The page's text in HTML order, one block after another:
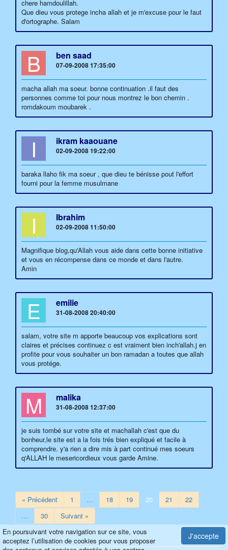
En poursuivant votre navigation sur ce site, vous
acceptez l’utilisation de cookies pour vous proposer
J'accepte
chere hamdoulillah.
Que dieu vous protege incha allah et je m'excuse pour le faut
d'ortographe. Salam
B ben saad
07-09-2008 17:35:00
macha allah ma soeur. bonne continuation .il faut des
personnes comme toi pour nous montrez le bon chemin .
romdakoum moubarek .
I ikram kaaouane
02-09-2008 19:22:00
baraka llaho fik ma soeur , que dieu te bénisse pout l'effort
fourni pour la femme musulmane
I Ibrahim
02-09-2008 11:50:00
Magnifique blog,qu'Allah vous aide dans cette bonne initiative
et vous en récompense dans ce monde et dans l'autre.
Amin
E emilie
31-08-2008 20:40:00
salam, votre site m apporte beaucoup vos explications sont
claires et précises continuez c est vraiment bien inch'allah.j en
profite pour vous souhaiter un bon ramadan a toutes que allah
vous protége.
M malika
31-08-2008 12:37:00
je suis tombé sur votre site et machallah c'est que du
bonheur,le site est a la fois trés bien expliqué et facile à
comprendre. y'a rien a dire mis à part continué mes soeurs
q'ALLAH le mesericordieux vous garde Amine.
« Précédent 1 … 18 19 20 21
22
…
30 Suivant »